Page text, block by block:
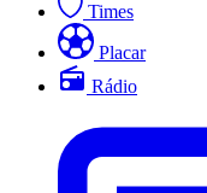
Times
Placar
Rádio